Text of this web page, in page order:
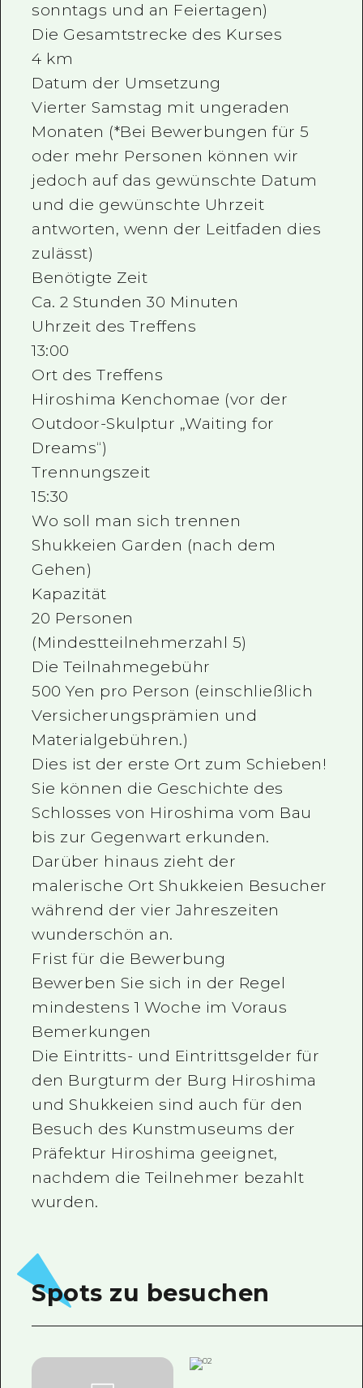
sonntags und an Feiertagen)
Die Gesamtstrecke des Kurses
4 km
Datum der Umsetzung
Vierter Samstag mit ungeraden
Monaten (*Bei Bewerbungen für 5
oder mehr Personen können wir
jedoch auf das gewünschte Datum
und die gewünschte Uhrzeit
antworten, wenn der Leitfaden dies
zulässt)
Benötigte Zeit
Ca. 2 Stunden 30 Minuten
Uhrzeit des Treffens
13:00
Ort des Treffens
Hiroshima Kenchomae (vor der
Outdoor-Skulptur „Waiting for
Dreams“)
Trennungszeit
15:30
Wo soll man sich trennen
Shukkeien Garden (nach dem
Gehen)
Kapazität
20 Personen
(Mindestteilnehmerzahl 5)
Die Teilnahmegebühr
500 Yen pro Person (einschließlich
Versicherungsprämien und
Materialgebühren.)
Dies ist der erste Ort zum Schieben!
Sie können die Geschichte des
Schlosses von Hiroshima vom Bau
bis zur Gegenwart erkunden.
Darüber hinaus zieht der
malerische Ort Shukkeien Besucher
während der vier Jahreszeiten
wunderschön an.
Frist für die Bewerbung
Bewerben Sie sich in der Regel
mindestens 1 Woche im Voraus
Bemerkungen
Die Eintritts- und Eintrittsgelder für
den Burgturm der Burg Hiroshima
und Shukkeien sind auch für den
Besuch des Kunstmuseums der
Präfektur Hiroshima geeignet,
nachdem die Teilnehmer bezahlt
wurden.
Spots zu besuchen